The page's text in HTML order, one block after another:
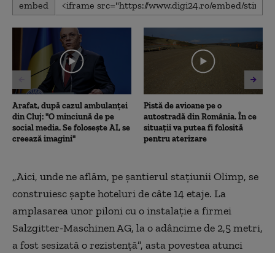
seconds
2
minutes,
seconds
embed
Arafat, după cazul ambulanței
din Cluj: "O minciună de pe
social media. Se folosește AI, se
creează imagini"
Pistă de avioane pe o
autostradă din România. În ce
situații va putea fi folosită
pentru aterizare
„Aici, unde ne aflăm, pe şantierul staţiunii Olimp, se
construiesc şapte hoteluri de câte 14 etaje. La
amplasarea unor piloni cu o instalaţie a firmei
Salzgitter-Maschinen AG, la o adâncime de 2,5 metri,
a fost sesizată o rezistenţă”, asta povestea atunci